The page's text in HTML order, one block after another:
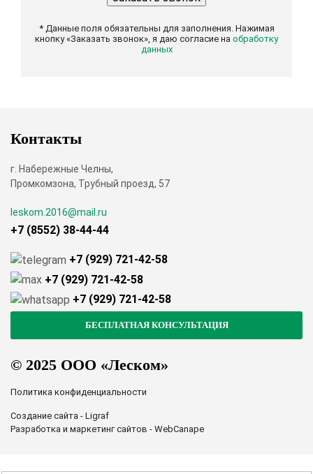
* Данные поля обязательны для заполнения. Нажимая
кнопку «Заказать звонок», я даю согласие на обработку
данных
© 2025 ООО «Леском»
Политика конфиденциальности
Создание сайта - Ligraf
Разработка и маркетинг сайтов - WebCanape
Контакты
г. Набережные Челны,
Промкомзона, Трубный проезд, 57
leskom.2016@mail.ru
+7 (8552) 38-44-44
+7 (929) 721-42-58
+7 (929) 721-42-58
+7 (929) 721-42-58